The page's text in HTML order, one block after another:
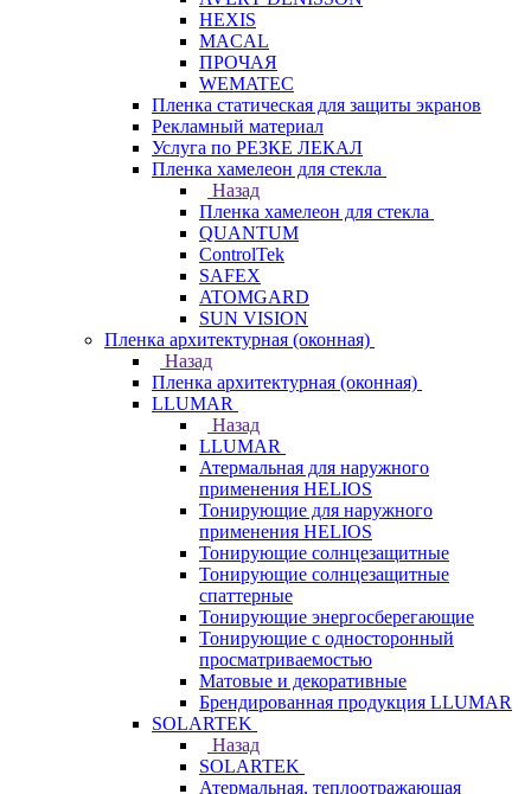
HEXIS
MACAL
ПРОЧАЯ
WEMATEC
Пленка статическая для защиты экранов
Рекламный материал
Услуга по РЕЗКЕ ЛЕКАЛ
Пленка хамелеон для стекла
Назад
Пленка хамелеон для стекла
QUANTUM
ControlTek
SAFEX
ATOMGARD
SUN VISION
Пленка архитектурная (оконная)
Назад
Пленка архитектурная (оконная)
LLUMAR
Назад
LLUMAR
Атермальная для наружного
применения HELIOS
Тонирующие для наружного
применения HELIOS
Тонирующие солнцезащитные
Тонирующие солнцезащитные
спаттерные
Тонирующие энергосберегающие
Тонирующие с односторонный
просматриваемостью
Матовые и декоративные
Брендированная продукция LLUMAR
SOLARTEK
Назад
SOLARTEK
Атермальная, теплоотражающая